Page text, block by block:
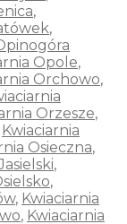
,
,
Opole,
Orchowo,
Orzesze,
Kwiaciarnia
Osieczna,
,
,
, Kwiaciarnia
, Kwiaciarnia